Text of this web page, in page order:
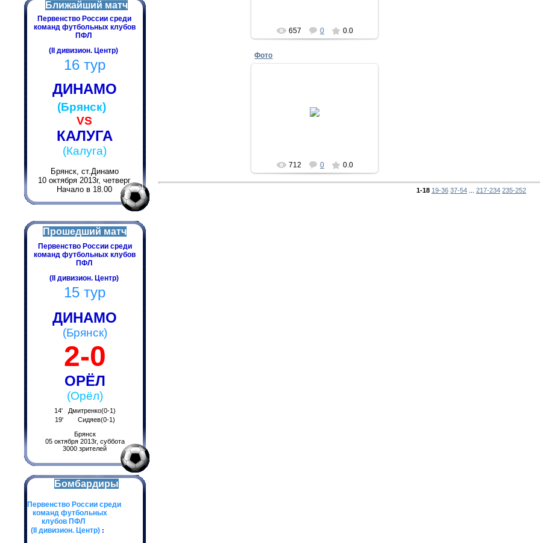
Ближайший матч
Первенство России среди
команд футбольных клубов
ПФЛ
(II дивизион. Центр)
16 тур
ДИНАМО
(Брянск)
VS
КАЛУГА
(Калуга)
Брянск, ст.Динамо
10 октября 2013г, четверг
Начало в 18.00
Прошедший матч
Первенство России среди
команд футбольных клубов
ПФЛ
(II дивизион. Центр)
15 тур
ДИНАМО
(Брянск)
2-0
ОРЁЛ
(Орёл)
14' Дмитренко(0-1)
19' Сидяев(0-1)
Брянск
05 октября 2013г, суббота
3000 зрителей
Бомбардиры
Первенство России среди
команд футбольных
клубов ПФЛ
(II дивизион. Центр) :
657 0 0.0
Фото
ДИНАМО Брянск 2013-2014
712 0 0.0
1-18 19-36 37-54 217-234 235-252